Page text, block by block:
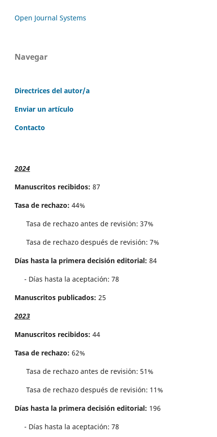
Open Journal Systems
Navegar
Directrices del autor/a
Enviar un artículo
Contacto
2024
Manuscritos recibidos: 87
Tasa de rechazo: 44%
Tasa de rechazo antes de revisi´on: 37%
Tasa de rechazo después de revisión: 7%
Días hasta la primera decisión editorial: 84
- Días hasta la aceptación: 78
Manuscritos publicados: 25
2023
Manuscritos recibidos: 44
Tasa de rechazo: 62%
Tasa de rechazo antes de revisi´on: 51%
Tasa de rechazo después de revisión: 11%
Días hasta la primera decisión editorial: 196
- Días hasta la aceptación: 78